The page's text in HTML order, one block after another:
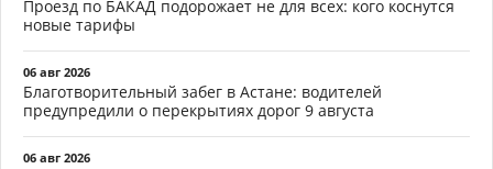
Проезд по БАКАД подорожает не для всех: кого коснутся
новые тарифы
06 авг 2026
Благотворительный забег в Астане: водителей
предупредили о перекрытиях дорог 9 августа
06 авг 2026